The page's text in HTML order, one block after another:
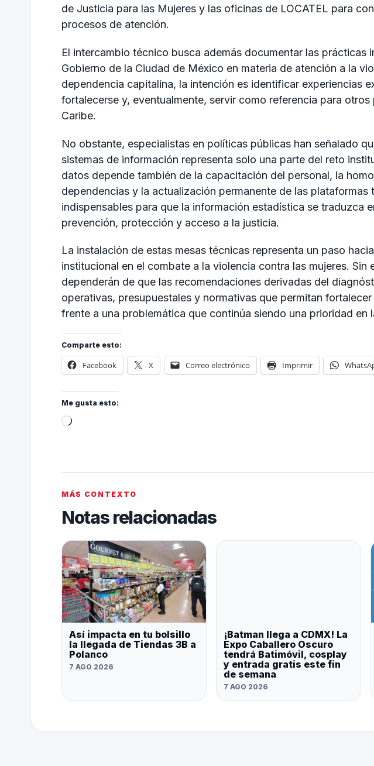
de Justicia para las Mujeres y las oficinas de LOCATEL para
procesos de atención.
El intercambio técnico busca además documentar las prácticas
Gobierno de la Ciudad de México en materia de atención a la
dependencia capitalina, la intención es identificar experiencias
fortalecerse y, eventualmente, servir como referencia para
Caribe.
No obstante, especialistas en políticas públicas han señalado
sistemas de información representa solo una parte del reto
datos depende también de la capacitación del personal, la
dependencias y la actualización permanente de las plataformas
indispensables para que la información estadística se traduzca
prevención, protección y acceso a la justicia.
La instalación de estas mesas técnicas representa un paso
institucional en el combate a la violencia contra las mujeres. Sin
dependerán de que las recomendaciones derivadas del
operativas, presupuestales y normativas que permitan
frente a una problemática que continúa siendo una prioridad en
Comparte esto:
Facebook X Correo electrónico Imprimir
Me gusta esto:
MÁS CONTEXTO
Notas relacionadas
Así impacta en tu bolsillo
la llegada de Tiendas 3B a
Polanco
7 AGO 2026
¡Batman llega a CDMX! La
Expo Caballero Oscuro
tendrá Batimóvil, cosplay
y entrada gratis este fin
de semana
7 AGO 2026